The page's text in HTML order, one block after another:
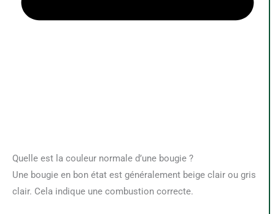
Quelle est la couleur normale d’une bougie ?
Une bougie en bon état est généralement beige clair ou gris
clair. Cela indique une combustion correcte.